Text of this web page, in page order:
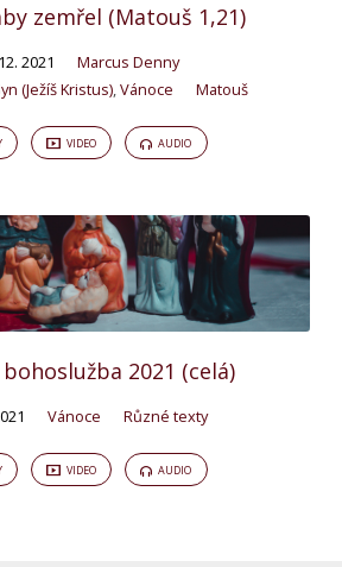
zemřel (Matouš 1,21)
2021
Marcus Denny
(Ježíš Kristus),Vánoce Matouš
VIDEO AUDIO
2021 (celá)
Vánoce Různé texty
VIDEO AUDIO